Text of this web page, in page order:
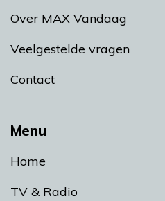
Menu
Home
TV & Radio
Over MAX Vandaag
Veelgestelde vragen
Contact